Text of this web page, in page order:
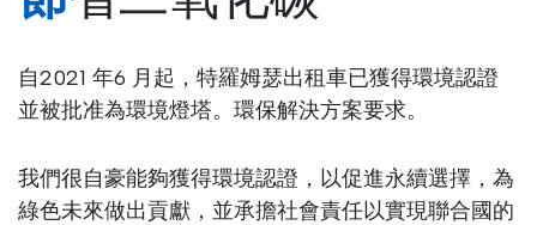
自2021 年6 月起，特羅姆瑟出租車已獲得環境認證
並被批准為環境燈塔。環保解決方案要求。
我們很自豪能夠獲得環境認證，以促進永續選擇，為
綠色未來做出貢獻，並承擔社會責任以實現聯合國的